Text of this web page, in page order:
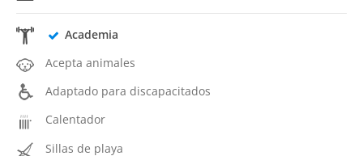
Academia
Acepta animales
Adaptado para discapacitados
Calentador
Sillas de playa